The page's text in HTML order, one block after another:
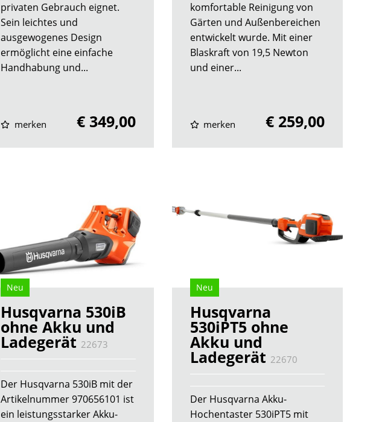
privaten Gebrauch eignet.
Sein leichtes und
ausgewogenes Design
ermöglicht eine einfache
Handhabung und...
merken € 349,00
komfortable Reinigung von
Gärten und Außenbereichen
entwickelt wurde. Mit einer
Blaskraft von 19,5 Newton
und einer...
merken € 259,00
Neu
Husqvarna 530iB
ohne Akku und
Ladegerät 22673
Der Husqvarna 530iB mit der
Artikelnummer 970656101 ist
ein leistungsstarker Akku-
Neu
Husqvarna
530iPT5 ohne
Akku und
Ladegerät 22670
Der Husqvarna Akku-
Hochentaster 530iPT5 mit